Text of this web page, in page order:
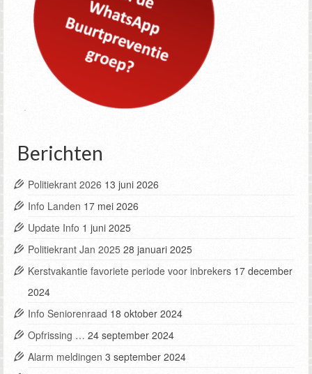
Berichten
Politiekrant 2026 13 juni 2026
Info Landen 17 mei 2026
Update Info 1 juni 2025
Politiekrant Jan 2025 28 januari 2025
Kerstvakantie favoriete periode voor inbrekers 17 december
2024
Info Seniorenraad 18 oktober 2024
Opfrissing … 24 september 2024
Alarm meldingen 3 september 2024